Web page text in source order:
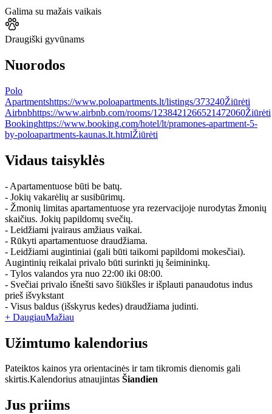
Galima su mažais vaikais
Draugiški gyvūnams
Nuorodos
Polo
Apartmentshttps://www.poloapartments.lt/listings/373240Žiūrėti
Airbnbhttps://www.airbnb.com/rooms/1238421266521472060Žiūrėti
Bookinghttps://www.booking.com/hotel/lt/pramones-apartment-5-
by-poloapartments-kaunas.lt.htmlŽiūrėti
Vidaus taisyklės
- Apartamentuose būti be batų.
- Jokių vakarėlių ar susibūrimų.
- Žmonių limitas apartamentuose yra rezervacijoje nurodytas žmonių
skaičius. Jokių papildomų svečių.
- Leidžiami įvairaus amžiaus vaikai.
- Rūkyti apartamentuose draudžiama.
- Leidžiami augintiniai (gali būti taikomi papildomi mokesčiai).
Augintinių reikalai privalo būti surinkti jų šeimininkų.
- Tylos valandos yra nuo 22:00 iki 08:00.
- Svečiai privalo išnešti savo šiūkšles ir išplauti panaudotus indus
prieš išvykstant
- Visus baldus (išskyrus kedes) draudžiama judinti.
+ DaugiauMažiau
Užimtumo kalendorius
Pateiktos kainos yra orientacinės ir tam tikromis dienomis gali
skirtis.Kalendorius atnaujintas Šiandien
Jus priims